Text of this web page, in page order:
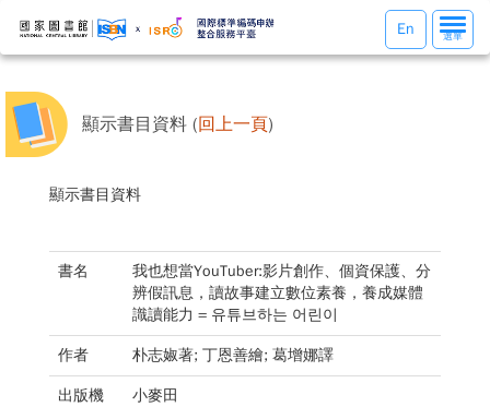
選
單
選單
En
顯示書目資料 (回上一頁)
顯示書目資料
書名
我也想當YouTuber:影片創作、個資保護、分
辨假訊息，讀故事建立數位素養，養成媒體
識讀能力 = 유튜브하는 어린이
作者 朴志婌著; 丁恩善繪; 葛增娜譯
出版機
小麥田